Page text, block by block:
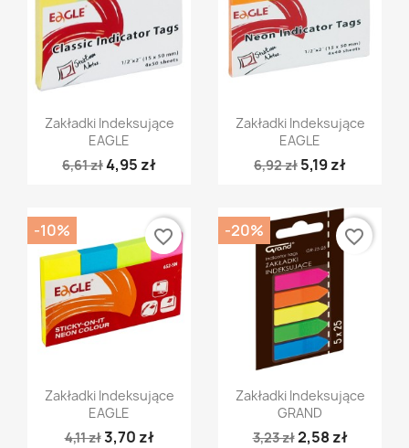
Szybki podgląd
Zakładki Indeksujące
EAGLE
6,61 zł4,95 zł
Szybki podgląd
Zakładki Indeksujące
EAGLE
6,92 zł 5,19 zł
Szybki podgląd
Zakładki Indeksujące
EAGLE
4,11 zł3,70 zł
-10% favorite_border
Szybki podgląd
Zakładki Indeksujące
GRAND
3,23 zł2,58 zł
-20% favorite_border